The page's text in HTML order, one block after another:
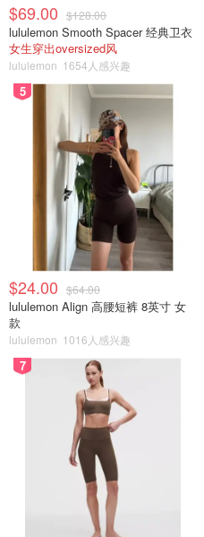
$69.00 $128.00
lululemon Smooth Spacer 经典卫衣
女生穿出oversized风
lululemon 1654人感兴趣
5
$24.00 $64.00
lululemon Align 高腰短裤 8英寸 女
款
lululemon 1016人感兴趣
7